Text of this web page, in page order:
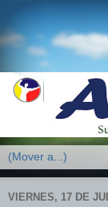
VIERNES, 17 DE